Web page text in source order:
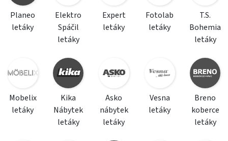
Planeo
letáky
Elektro
Spáčil
letáky
Expert
letáky
Fotolab
letáky
T.S.
Bohemia
letáky
Mobelix
letáky
Kika
Nábytek
letáky
Asko
nábytek
letáky
Vesna
letáky
Breno
koberce
letáky